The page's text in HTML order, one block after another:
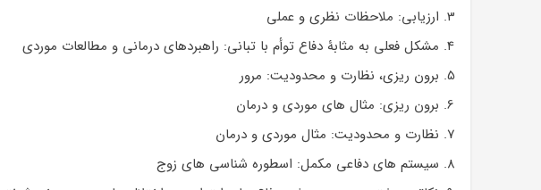
ارزیابی: ملاحظات نظری و عملی
مشکل فعلی به مثابۀ دفاع توأم با تبانی: راهبردهای درمانی و مطالعات موردی
برون ریزی، نظارت و محدودیت: مرور
برون ریزی: مثال های موردی و درمان
نظارت و محدودیت: مثال موردی و درمان
سیستم های دفاعی مکمل: اسطوره شناسی های زوج